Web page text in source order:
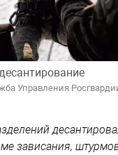
Управления
зависания,